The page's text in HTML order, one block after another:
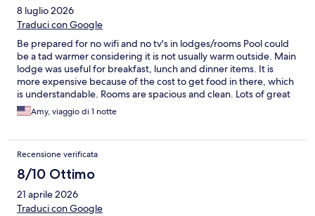
8 luglio 2026
Traduci con Google
Be prepared for no wifi and no tv's in lodges/rooms Pool could
be a tad warmer considering it is not usually warm outside. Main
lodge was useful for breakfast, lunch and dinner items. It is
more expensive because of the cost to get food in there, which
is understandable. Rooms are spacious and clean. Lots of great
marked trails nearby for hiking.
Amy, viaggio di 1 notte
Recensione verificata
8/10 Ottimo
21 aprile 2026
Traduci con Google